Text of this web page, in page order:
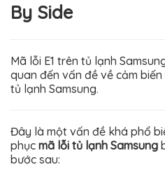
By Side
Mã lỗi E1 trên tủ lạnh
quan đến vấn đề về cảm
tủ lạnh Samsung.
Đây là một vấn đề khá phổ
phục mã lỗi tủ lạnh Samsung
bước sau: